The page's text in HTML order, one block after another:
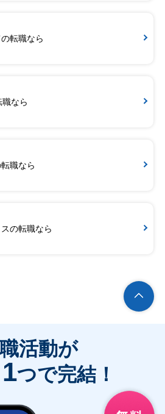
転職なら
なら
職なら
の転職なら
活動が
1つで完結！